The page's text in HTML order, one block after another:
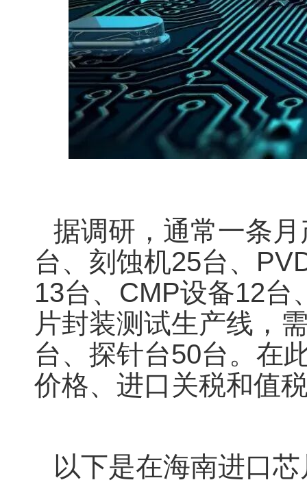
据调研，通常一条
台、刻蚀机25台、
13台、CMP设备12台
片封装测试生产线，
台、探针台50台。在
价格、进口关税和值
以下是在海南进口